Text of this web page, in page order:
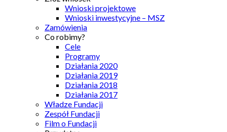
Wnioski projektowe
Wnioski inwestycyjne – MSZ
Zamówienia
Co robimy?
Cele
Programy
Działania 2020
Działania 2019
Działania 2018
Działania 2017
Władze Fundacji
Zespół Fundacji
Film o Fundacji